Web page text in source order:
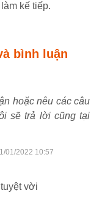
kế tiếp.
bình luận
hoặc nêu các câu
sẽ trả lời cũng tại
01/2022 10:57
vời